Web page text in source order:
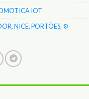
IOT
,NICE,PORTÕES, ⚙️